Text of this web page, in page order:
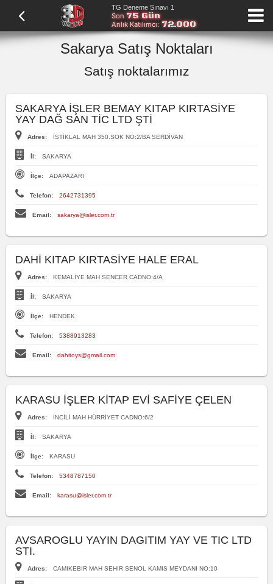
TG Deneme Sınavı 1
Son75 Gün
Anlık Katılımcı: 72.000
Sakarya Satış Noktaları
Satış noktalarımız
SAKARYA İŞLER BEMAY KITAP KIRTASİYE
YAY DAĞ SAN TİC LTD ŞTİ
Adres: İSTİKLAL MAH 350.SOK NO:2/BA SERDİVAN
İl: SAKARYA
İlçe: ADAPAZARI
Telefon: 2642731395
Email: sakarya@isler.com.tr
DAHİ KITAP KIRTASİYE HALE ERAL
Adres: KEMALİYE MAH SENCER CADNO:4/A
İl: SAKARYA
İlçe: HENDEK
Telefon: 5388913283
Email: dahitoys@gmail.com
KARASU İŞLER KİTAP EVİ SAFİYE ÇELEN
Adres: İNCİLİ MAH HÜRRİYET CADNO:6/2
İl: SAKARYA
İlçe: KARASU
Telefon: 5348787150
Email: karasu@isler.com.tr
AVSAROGLU YAYIN DAGITIM YAY VE TIC LTD
STI.
Adres: CAMIKEBIR MAH SEHIR SENOL KAMIS MEYDANI NO:10